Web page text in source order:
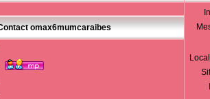
omax6mumcaraibes